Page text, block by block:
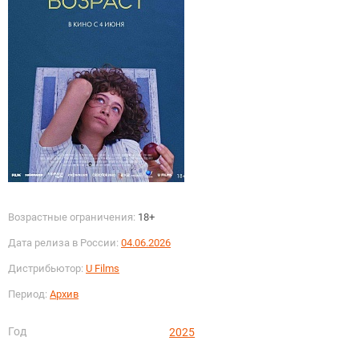
Возрастные ограничения: 18+
Дата релиза в России: 04.06.2026
Дистрибьютор: U Films
Период: Архив
Год
2025